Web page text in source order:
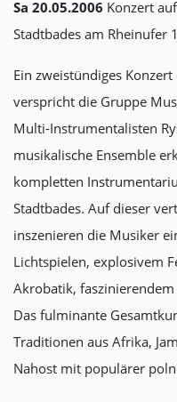
Sa 20.05.2006 Konzert
Stadtbades am Rheinufer
Ein zweistündiges
verspricht die Gruppe
Multi-Instrumentalisten
musikalische Ensemble
kompletten
Stadtbades. Auf dieser
inszenieren die Musiker
Lichtspielen, explosivem
Akrobatik,
Das fulminante
Traditionen aus Afrika,
Nahost mit populärer